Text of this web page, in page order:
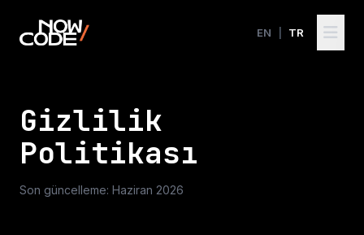
EN TR
Gizlilik
Politikası
Son güncelleme: Haziran 2026